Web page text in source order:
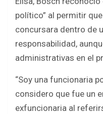
político” al permitir
concursara dentro de
responsabilidad,
administrativas en el
“Soy una funcionaria
considero que fue un
exfuncionaria al